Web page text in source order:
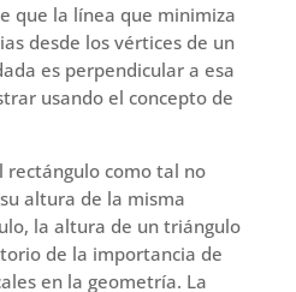
que la línea que minimiza
desde los vértices de un
es perpendicular a esa
usando el concepto de
rectángulo como tal no
altura de la misma
la altura de un triángulo
de la importancia de
en la geometría. La